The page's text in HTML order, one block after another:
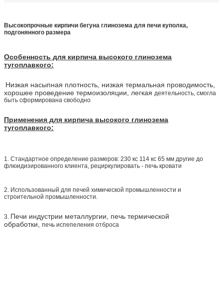
Высокопрочные кирпичи бегуна глинозема для печи куполка,
подгонянного размера
Особенность для кирпича высокого глинозема
тугоплавкого:
Низкая насыпная плотность, низкая термальная проводимость,
хорошее проведение термоизоляции, легкая деятельность, смогла
быть сформирована свободно
Применения для кирпича высокого глинозема
тугоплавкого:
1. Стандартное определение размеров: 230 кс 114 кс 65 мм другие до
флюидизированного клиента, рециркулировать - печь кровати
2. Использованный для печей химической промышленности и
строительной промышленности.
3. Печи индустрии металлургии, печь термической
обработки,
печь испепеления отброса